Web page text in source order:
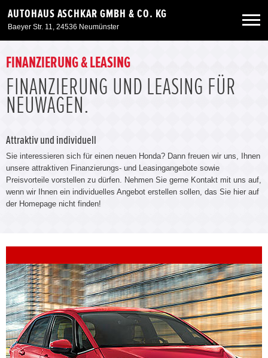
AUTOHAUS ASCHKAR GMBH & CO. KG
Baeyer Str. 11, 24536 Neumünster
Neuwagen
Gebrauchtwagen
Service & Zubehör
Unser Autohaus
FINANZIERUNG & LEASING
FINANZIERUNG UND LEASING FÜR
NEUWAGEN.
Attraktiv und individuell
Sie interessieren sich für einen neuen Honda? Dann freuen wir uns, Ihnen
unsere attraktiven Finanzierungs- und Leasingangebote sowie
Preisvorteile vorstellen zu dürfen. Nehmen Sie gerne Kontakt mit uns auf,
wenn wir Ihnen ein individuelles Angebot erstellen sollen, das Sie hier auf
der Homepage nicht finden!